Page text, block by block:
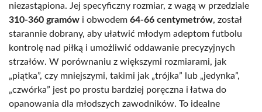
niezastąpiona. Jej specyficzny rozmiar, z wagą w przedziale
310-360 gramów i obwodem 64-66 centymetrów, został
starannie dobrany, aby ułatwić młodym adeptom futbolu
kontrolę nad piłką i umożliwić oddawanie precyzyjnych
strzałów. W porównaniu z większymi rozmiarami, jak
„piątka”, czy mniejszymi, takimi jak „trójka” lub „jedynka”,
„czwórka” jest po prostu bardziej poręczna i łatwa do
opanowania dla młodszych zawodników. To idealne